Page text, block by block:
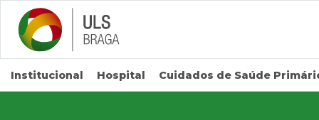
Saltar para conteúdo principal
Institucional Hospital Cuidados de Saúde